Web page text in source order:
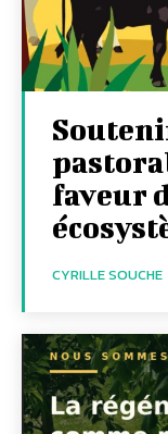
faveur
CYRILLE SOUCHE